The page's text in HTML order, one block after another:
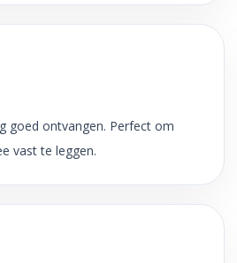
goed ontvangen. Perfect om
vast te leggen.